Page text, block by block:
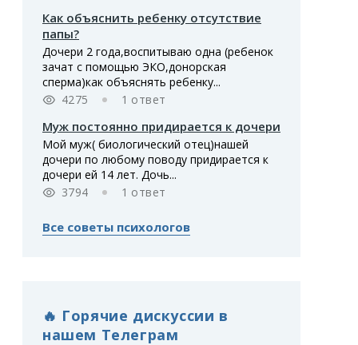
Как объяснить ребенку отсутствие
папы?
Дочери 2 года,воспитываю одна (ребенок
зачат с помощью ЭКО,донорская
сперма)как объяснять ребенку...
4275
1 ответ
Муж постоянно придирается к дочери
Мой муж( биологический отец)нашей
дочери по любому поводу придирается к
дочери ей 14 лет. Дочь...
3794
1 ответ
Все советы психологов
🔥 Горячие дискуссии в
нашем Телеграм